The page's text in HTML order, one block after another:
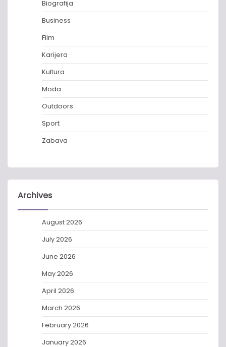
Biografija
Business
Film
Karijera
Kultura
Moda
Outdoors
Sport
Zabava
Archives
August 2026
July 2026
June 2026
May 2026
April 2026
March 2026
February 2026
January 2026